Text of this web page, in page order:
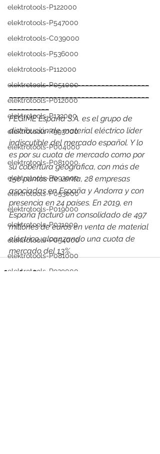
elektrotools-P122000
elektrotools-P547000
elektrotools-C039000
elektrotools-P536000
elektrotools-P112000
elektrotools-P051000
elektrotools-P012000
elektrotools-P132000
elektrotools-P993000
elektrotools-P004000
elektrotools-P081000
elektrotools-P093000
elektrotools-P053000
elektrotools-P019000
elektrotools-P021000
elektrotools-P054000
elektrotools-P081000
elektrotools-P929000
___________________________________
FEGIME España S.A. es el grupo de
distribución de material eléctrico líder
indiscutible del mercado español. Y lo
es por su cuota de mercado como por
su cobertura geográfica, con más de
150 puntos de venta, 28 empresas
asociadas en España y Andorra y con
presencia en 24 países. En 2019, en
España facturó un consolidado de 497
millones de euros en venta de material
eléctrico, alcanzando una cuota de
mercado del 13%.